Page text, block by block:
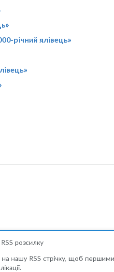
річний ялівець»
розсилку
на нашу RSS стрічку, щоб першими